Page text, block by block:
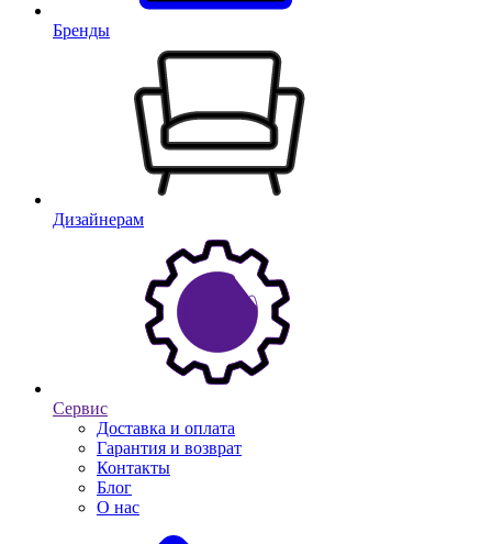
Бренды
Дизайнерам
Сервис
Доставка и оплата
Гарантия и возврат
Контакты
Блог
О нас